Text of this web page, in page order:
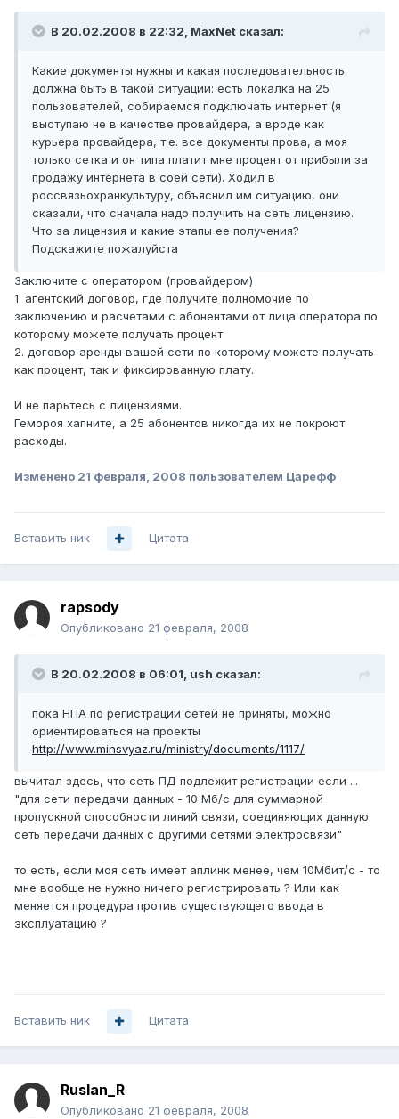
В 20.02.2008 в 22:32, MaxNet сказал:
Какие документы нужны и какая последовательность
должна быть в такой ситуации: есть локалка на 25
пользователей, собираемся подключать интернет (я
выступаю не в качестве провайдера, а вроде как
курьера провайдера, т.е. все документы прова, а моя
только сетка и он типа платит мне процент от прибыли за
продажу интернета в соей сети). Ходил в
россвязьохранкультуру, объяснил им ситуацию, они
сказали, что сначала надо получить на сеть лицензию.
Что за лицензия и какие этапы ее получения?
Подскажите пожалуйста
Заключите с оператором (провайдером)
1. агентский договор, где получите полномочие по
заключению и расчетами с абонентами от лица оператора по
которому можете получать процент
2. договор аренды вашей сети по которому можете получать
как процент, так и фиксированную плату.
И не парьтесь с лицензиями.
Гемороя хапните, а 25 абонентов никогда их не покроют
расходы.
Изменено 21 февраля, 2008 пользователем Царефф
Вставить ник Цитата
rapsody
Опубликовано 21 февраля, 2008
В 20.02.2008 в 06:01, ush сказал:
пока НПА по регистрации сетей не приняты, можно
ориентироваться на проекты
http://www.minsvyaz.ru/ministry/documents/1117/
вычитал здесь, что сеть ПД подлежит регистрации если ...
"для сети передачи данных - 10 Мб/с для суммарной
пропускной способности линий связи, соединяющих данную
сеть передачи данных с другими сетями электросвязи"
то есть, если моя сеть имеет аплинк менее, чем 10Мбит/с - то
мне вообще не нужно ничего регистрировать ? Или как
меняется процедура против существующего ввода в
эксплуатацию ?
Вставить ник Цитата
Ruslan_R
Опубликовано 21 февраля, 2008